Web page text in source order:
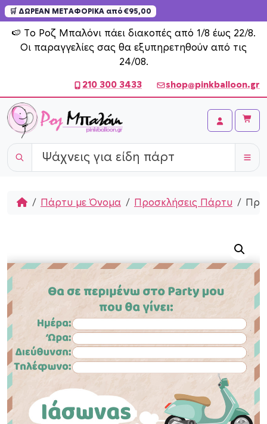
🛒 ΔΩΡΕΑΝ ΜΕΤΑΦΟΡΙΚΑ από €95,00
🍉 Το Ροζ Μπαλόνι πάει διακοπές από 1/8 έως 22/8.
Οι παραγγελίες σας θα εξυπηρετηθούν από τις
24/08.
Skip to content
210 300 3433 shop@pinkballoon.gr
Account
Cart
HomeΠάρτυ με Όνομα Προσκλήσεις Πάρτυ